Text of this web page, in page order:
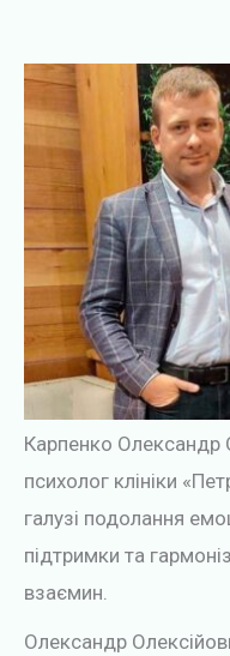
Карпенко Олександр
психолог клініки
галузі подолання
підтримки та
взаємин.
Олександр